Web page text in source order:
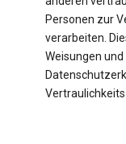
Personen zur
verarbeiten.
Weisungen